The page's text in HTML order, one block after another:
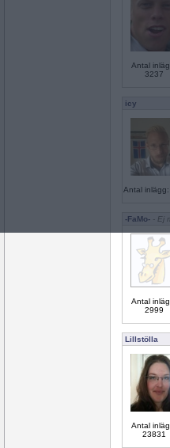
Antal
3237
icy
Antal
-FaMo- - Ej
Antal
2999
Lillstölla
Antal
23831